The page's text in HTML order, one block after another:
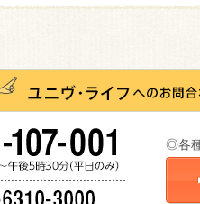
◎各